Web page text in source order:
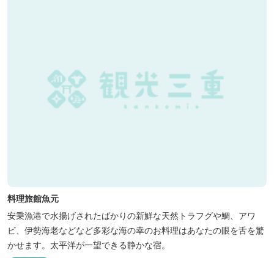
料理旅館魚元
安乗漁港で水揚げされたばかりの新鮮な天然トラフグや鯛、アワ
ビ、伊勢海老などなど多彩な海の幸のお料理はあなたの眼を舌を驚
かせます。太平洋が一望できる静かな宿。